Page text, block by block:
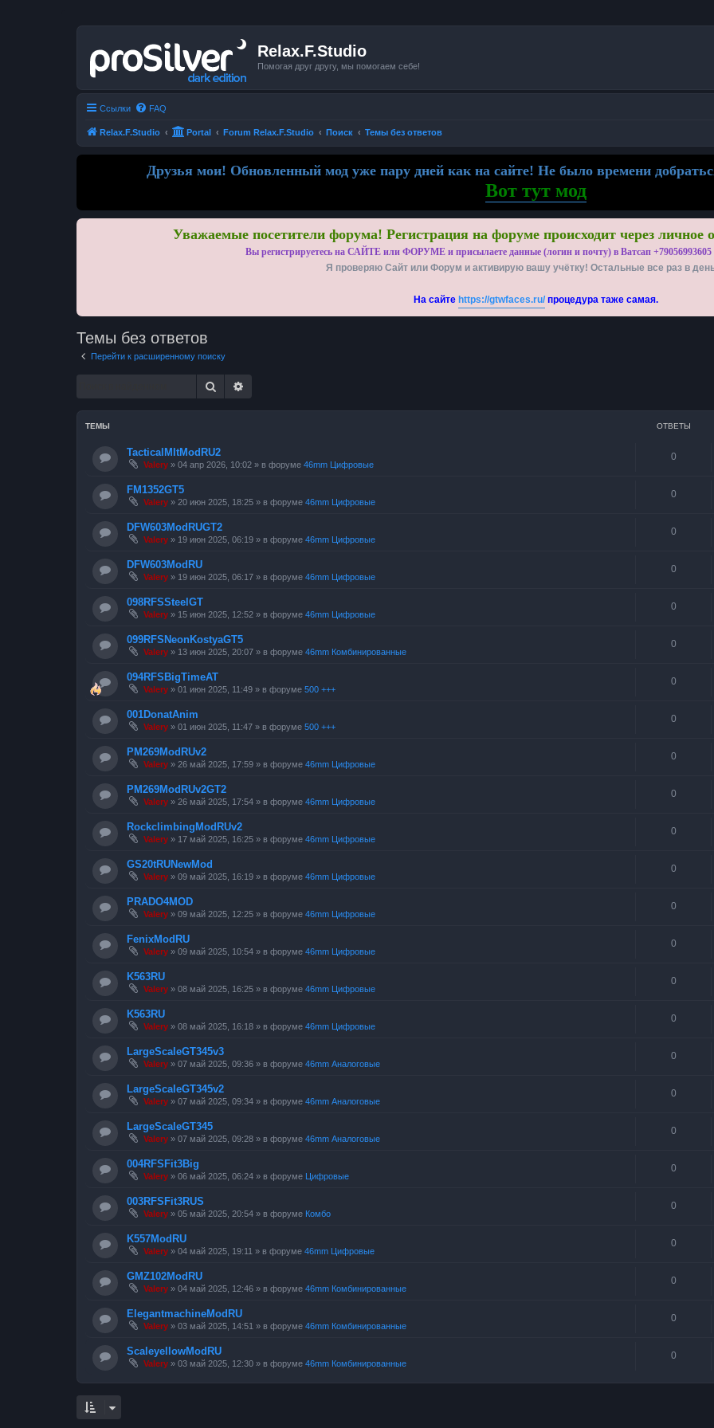
Relax.F.Studio
Помогая друг другу, мы помогаем себе!
Ссылки FAQ
Relax.F.Studio Portal Forum Relax.F.Studio Поиск Темы без ответов
Друзья мои! Обновленный мод уже пару дней как на сайте! Не было времени
Вот тут мод
Уважаемые посетители форума! Регистрация на форуме происходит через личное
Вы регистрируетесь на САЙТЕ или ФОРУМЕ и присылаете данные (логин и почту) в Ватсап +79056993605
Я проверяю Сайт или Форум и активирую вашу учётку! Остальные все раз в
На сайте https://gtwfaces.ru/процедура таже самая.
Темы без ответов
Перейти к расширенному поиску
Поиск
ТЕМЫ ОТВЕТЫ
TacticalMItModRU2
Valery » 04 апр 2026, 10:02 » в форуме 46mm Цифровые
0
FM1352GT5
Valery » 20 июн 2025, 18:25 » в форуме 46mm Цифровые
0
DFW603ModRUGT2
Valery » 19 июн 2025, 06:19 » в форуме 46mm Цифровые
0
DFW603ModRU
Valery » 19 июн 2025, 06:17 » в форуме 46mm Цифровые
0
098RFSSteelGT
Valery » 15 июн 2025, 12:52 » в форуме 46mm Цифровые
0
099RFSNeonKostyaGT5
Valery » 13 июн 2025, 20:07 » в форуме 46mm Комбинированные
0
094RFSBigTimeAT
Valery » 01 июн 2025, 11:49 » в форуме 500 +++
0
001DonatAnim
Valery » 01 июн 2025, 11:47 » в форуме 500 +++
0
PM269ModRUv2
Valery » 26 май 2025, 17:59 » в форуме 46mm Цифровые
0
PM269ModRUv2GT2
Valery » 26 май 2025, 17:54 » в форуме 46mm Цифровые
0
RockclimbingModRUv2
Valery » 17 май 2025, 16:25 » в форуме 46mm Цифровые
0
GS20tRUNewMod
Valery » 09 май 2025, 16:19 » в форуме 46mm Цифровые
0
PRADO4MOD
Valery » 09 май 2025, 12:25 » в форуме 46mm Цифровые
0
FenixModRU
Valery » 09 май 2025, 10:54 » в форуме 46mm Цифровые
0
K563RU
Valery » 08 май 2025, 16:25 » в форуме 46mm Цифровые
0
K563RU
Valery » 08 май 2025, 16:18 » в форуме 46mm Цифровые
0
LargeScaleGT345v3
Valery » 07 май 2025, 09:36 » в форуме 46mm Аналоговые
0
LargeScaleGT345v2
Valery » 07 май 2025, 09:34 » в форуме 46mm Аналоговые
0
LargeScaleGT345
Valery » 07 май 2025, 09:28 » в форуме 46mm Аналоговые
0
004RFSFit3Big
Valery » 06 май 2025, 06:24 » в форуме Цифровые
0
003RFSFit3RUS
Valery » 05 май 2025, 20:54 » в форуме Комбо
0
K557ModRU
Valery » 04 май 2025, 19:11 » в форуме 46mm Цифровые
0
GMZ102ModRU
Valery » 04 май 2025, 12:46 » в форуме 46mm Комбинированные
0
ElegantmachineModRU
Valery » 03 май 2025, 14:51 » в форуме 46mm Комбинированные
0
ScaleyellowModRU
Valery » 03 май 2025, 12:30 » в форуме 46mm Комбинированные
0